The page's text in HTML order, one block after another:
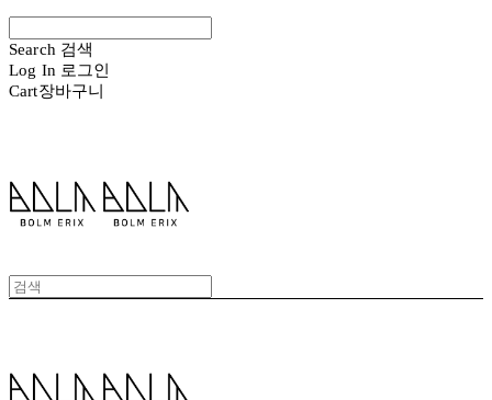
Search 검색
Log In 로그인
Cart장바구니